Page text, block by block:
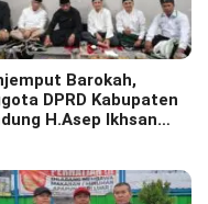
Barokah,
DPRD Kabupaten
H.Asep Ikhsan
Hadiri Haul Akbar
Cipasung.